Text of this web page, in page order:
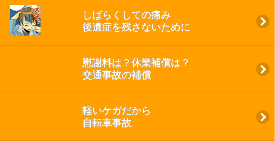
しばらくしての痛み
後遺症を残さないために
慰謝料は？休業補償は？
交通事故の補償
軽いケガだから
自転車事故